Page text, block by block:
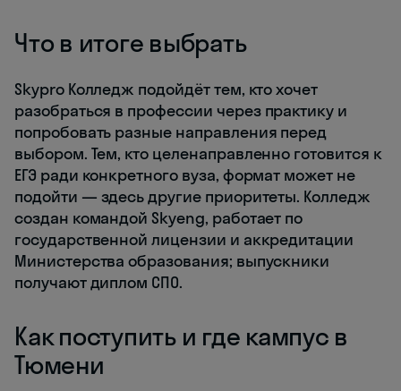
Что в итоге выбрать
Skypro Колледж подойдёт тем, кто хочет
разобраться в профессии через практику и
попробовать разные направления перед
выбором. Тем, кто целенаправленно готовится к
ЕГЭ ради конкретного вуза, формат может не
подойти — здесь другие приоритеты. Колледж
создан командой Skyeng, работает по
государственной лицензии и аккредитации
Министерства образования; выпускники
получают диплом СПО.
Как поступить и где кампус в
Тюмени